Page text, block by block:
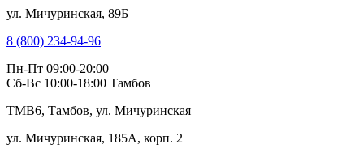
ул. Мичуринская, 89Б
8 (800) 234-94-96
Пн-Пт 09:00-20:00
Сб-Вс 10:00-18:00 Тамбов
TMB6, Тамбов, ул. Мичуринская
ул. Мичуринская, 185А, корп. 2